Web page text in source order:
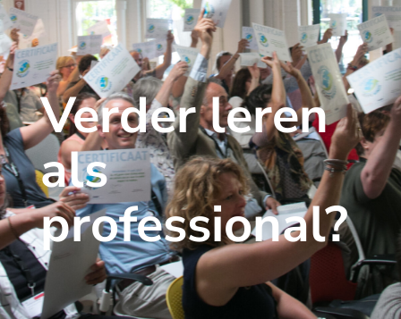
Verder leren
als
professional?